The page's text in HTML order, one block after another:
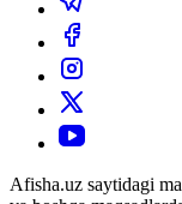
Afisha.uz saytidagi